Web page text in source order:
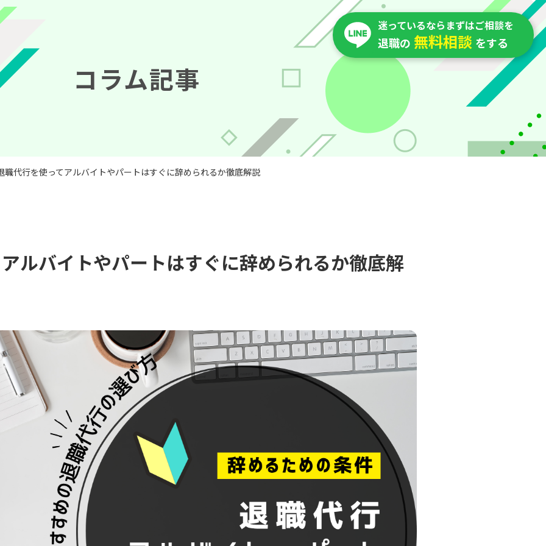
迷っているならまずはご相談を
退職の 無料相談 をする
コラム記事
職代行を使ってアルバイトやパートはすぐに辞められるか徹底解説
ルバイトやパートはすぐに辞められるか徹底解